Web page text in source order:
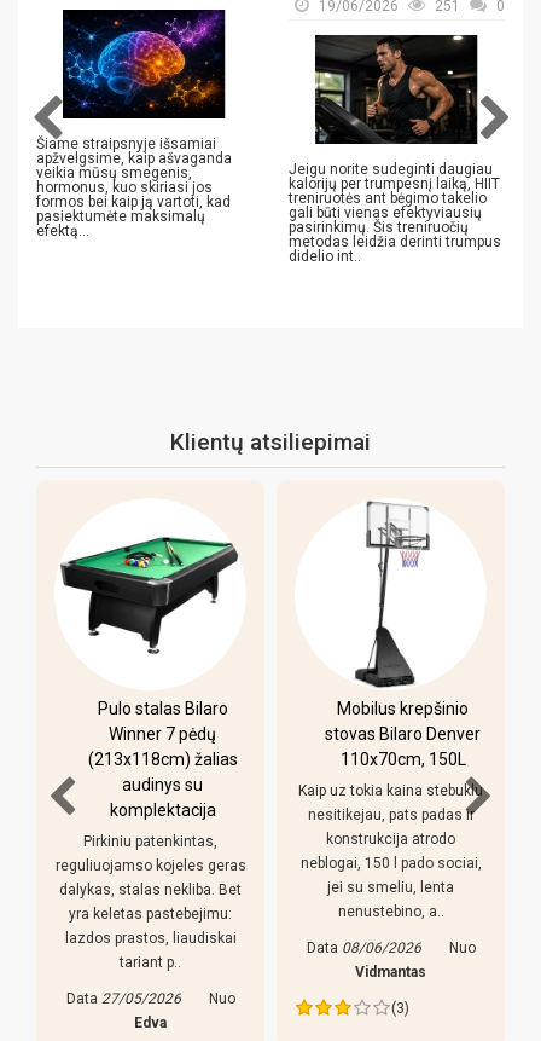
Šiame straipsnyje išsamiai
apžvelgsime, kaip ašvaganda
veikia mūsų smegenis,
hormonus, kuo skiriasi jos
formos bei kaip ją vartoti, kad
pasiektumėte maksimalų
efektą...
19/06/2026 251 0
Jeigu norite sudeginti daugiau
kalorijų per trumpesnį laiką, HIIT
treniruotės ant bėgimo takelio
gali būti vienas efektyviausių
pasirinkimų. Šis treniruočių
metodas leidžia derinti trumpus
didelio int..
Klientų atsiliepimai
Pulo stalas Bilaro
Winner 7 pėdų
(213x118cm) žalias
audinys su
komplektacija
Pirkiniu patenkintas,
reguliuojamso kojeles geras
dalykas, stalas nekliba. Bet
yra keletas pastebejimu:
lazdos prastos, liaudiskai
tariant p..
Data 27/05/2026
Nuo
Edva
Mobilus krepšinio
stovas Bilaro Denver
110x70cm, 150L
Kaip uz tokia kaina stebuklu
nesitikejau, pats padas ir
konstrukcija atrodo
neblogai, 150 l pado sociai,
jei su smeliu, lenta
nenustebino, a..
Data 08/06/2026
Nuo
Vidmantas
(3)